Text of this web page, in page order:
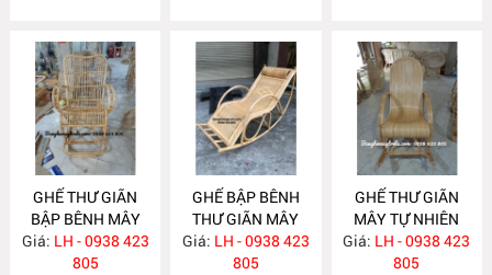
GHẾ THƯ GIÃN
BẬP BÊNH MÂY
TRE ĐAN MA401
Giá: LH - 0938 423
805
GHẾ BẬP BÊNH
THƯ GIÃN MÂY
TRE ĐAN MA384
Giá: LH - 0938 423
805
GHẾ THƯ GIÃN
MÂY TỰ NHIÊN
MA383
Giá: LH - 0938 423
805